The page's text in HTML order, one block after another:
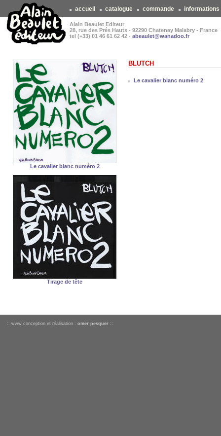
accueil catalogue commande informations
Alain Beaulet Editeur
28, rue des Prés Hauts - 92290 Chatenay Malabry - France
tel (+33) 01 46 61 62 42 - abeaulet@wanadoo.fr
Le cavalier blanc numéro 2
Tirage de tête
BLUTCH
Le cavalier blanc numéro 2
:: www conception et réalisation : omer pesquer ::